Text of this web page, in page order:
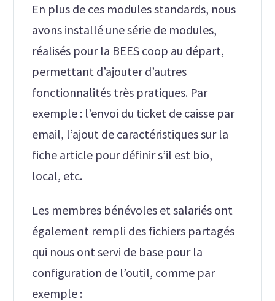
En plus de ces modules standards, nous
avons installé une série de modules,
réalisés pour la BEES coop au départ,
permettant d’ajouter d’autres
fonctionnalités très pratiques. Par
exemple : l’envoi du ticket de caisse par
email, l’ajout de caractéristiques sur la
fiche article pour définir s’il est bio,
local, etc.
Les membres bénévoles et salariés ont
également rempli des fichiers partagés
qui nous ont servi de base pour la
configuration de l’outil, comme par
exemple :